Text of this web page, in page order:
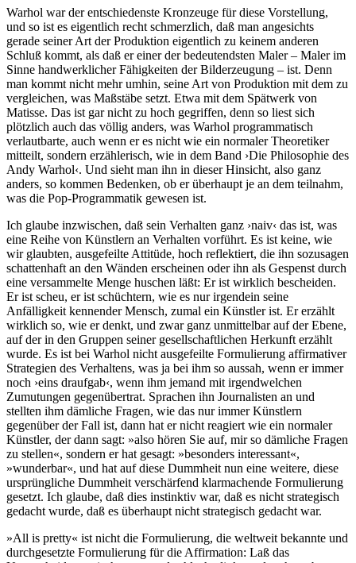
Warhol war der entschiedenste Kronzeuge für diese Vorstellung,
und so ist es eigentlich recht schmerzlich, daß man angesichts
gerade seiner Art der Produktion eigentlich zu keinem anderen
Schluß kommt, als daß er einer der bedeutendsten Maler – Maler im
Sinne handwerklicher Fähigkeiten der Bilderzeugung – ist. Denn
man kommt nicht mehr umhin, seine Art von Produktion mit dem zu
vergleichen, was Maßstäbe setzt. Etwa mit dem Spätwerk von
Matisse. Das ist gar nicht zu hoch gegriffen, denn so liest sich
plötzlich auch das völlig anders, was Warhol programmatisch
verlautbarte, auch wenn er es nicht wie ein normaler Theoretiker
mitteilt, sondern erzählerisch, wie in dem Band ›Die Philosophie des
Andy Warhol‹. Und sieht man ihn in dieser Hinsicht, also ganz
anders, so kommen Bedenken, ob er überhaupt je an dem teilnahm,
was die Pop-Programmatik gewesen ist.
Ich glaube inzwischen, daß sein Verhalten ganz ›naiv‹ das ist, was
eine Reihe von Künstlern an Verhalten vorführt. Es ist keine, wie
wir glaubten, ausgefeilte Attitüde, hoch reflektiert, die ihn sozusagen
schattenhaft an den Wänden erscheinen oder ihn als Gespenst durch
eine versammelte Menge huschen läßt: Er ist wirklich bescheiden.
Er ist scheu, er ist schüchtern, wie es nur irgendein seine
Anfälligkeit kennender Mensch, zumal ein Künstler ist. Er erzählt
wirklich so, wie er denkt, und zwar ganz unmittelbar auf der Ebene,
auf der in den Gruppen seiner gesellschaftlichen Herkunft erzählt
wurde. Es ist bei Warhol nicht ausgefeilte Formulierung affirmativer
Strategien des Verhaltens, was ja bei ihm so aussah, wenn er immer
noch ›eins draufgab‹, wenn ihm jemand mit irgendwelchen
Zumutungen gegenübertrat. Sprachen ihn Journalisten an und
stellten ihm dämliche Fragen, wie das nur immer Künstlern
gegenüber der Fall ist, dann hat er nicht reagiert wie ein normaler
Künstler, der dann sagt: »also hören Sie auf, mir so dämliche Fragen
zu stellen«, sondern er hat gesagt: »besonders interessant«,
»wunderbar«, und hat auf diese Dummheit nun eine weitere, diese
ursprüngliche Dummheit verschärfend klarmachende Formulierung
gesetzt. Ich glaube, daß dies instinktiv war, daß es nicht strategisch
gedacht wurde, daß es überhaupt nicht strategisch gedacht war.
»All is pretty« ist nicht die Formulierung, die weltweit bekannte und
durchgesetzte Formulierung für die Affirmation: Laß das